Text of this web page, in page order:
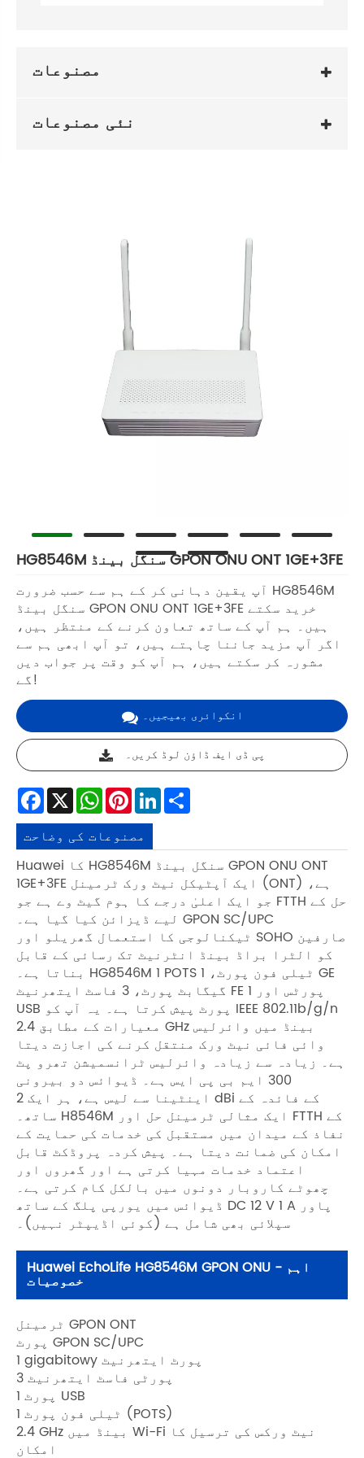
مصنوعات
نئی مصنوعات
HG8546M سنگل بینڈ GPON ONU ONT 1GE+3FE
آپ یقین دہانی کر کے ہم سے حسب ضرورت HG8546M
سنگل بینڈ GPON ONU ONT 1GE+3FE خرید سکتے
ہیں۔ ہم آپ کے ساتھ تعاون کرنے کے منتظر ہیں،
اگر آپ مزید جاننا چاہتے ہیں، تو آپ ابھی ہم سے
مشورہ کر سکتے ہیں، ہم آپ کو وقت پر جواب دیں
گے!
انکوائری بھیجیں۔
پی ڈی ایف ڈاؤن لوڈ کریں۔
Facebook
X WhatsApp
Pinterest
LinkedIn
مصنوعات کی وضاحت
Huawei کا HG8546M سنگل بینڈ GPON ONU ONT
1GE+3FE ایک آپٹیکل نیٹ ورک ٹرمینل (ONT) ہے،
جو ایک اعلیٰ درجے کا ہوم گیٹ وے ہے جو FTTH حل کے
لیے ڈیزائن کیا گیا ہے۔ GPON SC/UPC
ٹیکنالوجی کا استعمال گھریلو اور SOHO صارفین
کو الٹرا براڈ بینڈ انٹرنیٹ تک رسائی کے قابل
بناتا ہے۔ HG8546M 1 POTS ٹیلی فون پورٹ، 1 GE
گیگابٹ پورٹ، 3 فاسٹ ایتھرنیٹ FE پورٹس اور 1
USB پورٹ پیش کرتا ہے۔ یہ آپ کو IEEE 802.11b/g/n
معیارات کے مطابق 2.4 GHz بینڈ میں وائرلیس
وائی فائی نیٹ ورک منتقل کرنے کی اجازت دیتا
ہے۔ زیادہ سے زیادہ وائرلیس ٹرانسمیشن تھرو پٹ
300 ایم بی پی ایس ہے۔ ڈیوائس دو بیرونی
اینٹینا سے لیس ہے، ہر ایک 2 dBi کے فائدہ کے
ساتھ۔ H8546M ایک مثالی ٹرمینل حل اور FTTH کے
نفاذ کے میدان میں مستقبل کی خدمات کی حمایت کے
امکان کی ضمانت دیتا ہے۔ پیش کردہ پروڈکٹ قابل
اعتماد خدمات مہیا کرتی ہے اور گھروں اور
چھوٹے کاروبار دونوں میں بالکل کام کرتی ہے۔
ڈیوائس میں یورپی پلگ کے ساتھ DC 12 V 1 A پاور
سپلائی بھی شامل ہے (کوئی اڈیپٹر نہیں)۔
Huawei EchoLife HG8546M GPON ONU - اہم
خصوصیات
ٹرمینل GPON ONT
پورٹ GPON SC/UPC
1 gigabitowy پورٹ ایتھرنیٹ
3 پورٹی فاسٹ ایتھرنیٹ
1 پورٹ USB
1 ٹیلی فون پورٹ (POTS)
2.4 GHz بینڈ میں Wi-Fi نیٹ ورکس کی ترسیل کا
امکان